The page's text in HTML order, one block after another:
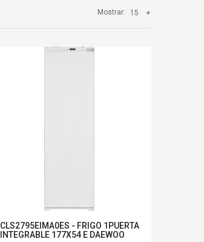
Mostrar: 15
CLS2795EIMA0ES - FRIGO 1PUERTA
INTEGRABLE 177X54 E DAEWOO